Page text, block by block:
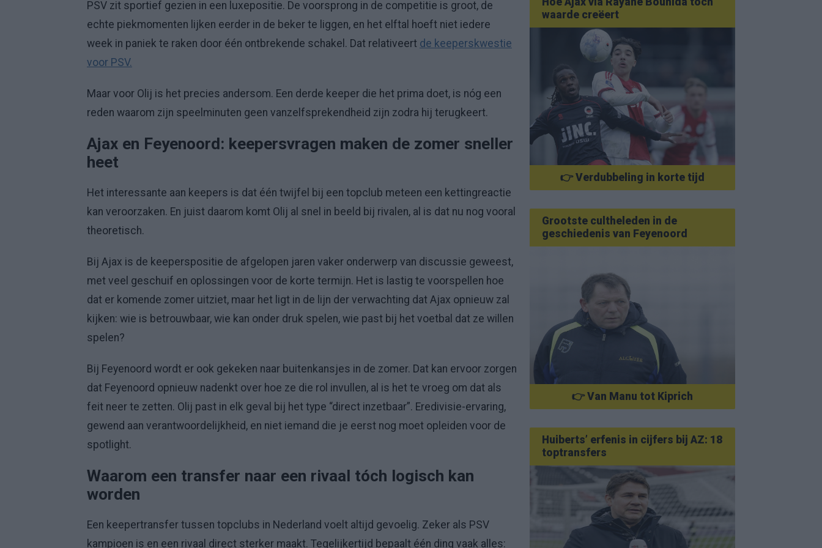
PSV zit sportief gezien in een luxepositie. De voorsprong in de competitie is groot, de
echte piekmomenten lijken eerder in de beker te liggen, en het elftal hoeft niet iedere
week in paniek te raken door één ontbrekende schakel. Dat relativeert de keeperskwestie
voor PSV.
Maar voor Olij is het precies andersom. Een derde keeper die het prima doet, is nóg een
reden waarom zijn speelminuten geen vanzelfsprekendheid zijn zodra hij terugkeert.
Ajax en Feyenoord: keepersvragen maken de zomer sneller
heet
Het interessante aan keepers is dat één twijfel bij een topclub meteen een kettingreactie
kan veroorzaken. En juist daarom komt Olij al snel in beeld bij rivalen, al is dat nu nog vooral
theoretisch.
Bij Ajax is de keeperspositie de afgelopen jaren vaker onderwerp van discussie geweest,
met veel geschuif en oplossingen voor de korte termijn. Het is lastig te voorspellen hoe
dat er komende zomer uitziet, maar het ligt in de lijn der verwachting dat Ajax opnieuw zal
kijken: wie is betrouwbaar, wie kan onder druk spelen, wie past bij het voetbal dat ze willen
spelen?
Bij Feyenoord wordt er ook gekeken naar buitenkansjes in de zomer. Dat kan ervoor zorgen
dat Feyenoord opnieuw nadenkt over hoe ze die rol invullen, al is het te vroeg om dat als
feit neer te zetten. Olij past in elk geval bij het type “direct inzetbaar”. Eredivisie-ervaring,
gewend aan verantwoordelijkheid, en niet iemand die je eerst nog moet opleiden voor de
spotlight.
Waarom een transfer naar een rivaal tóch logisch kan
worden
Een keepertransfer tussen topclubs in Nederland voelt altijd gevoelig. Zeker als PSV
kampioen is en een rivaal direct sterker maakt. Tegelijkertijd bepaalt één ding vaak alles:
waarde creëert
👉 Verdubbeling in korte tijd
Grootste cultheleden in de
geschiedenis van Feyenoord
👉 Van Manu tot Kiprich
Huiberts’ erfenis in cijfers bij AZ: 18
toptransfers